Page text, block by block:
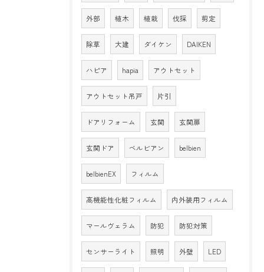
外部 植木 植栽 伐採 剪定
除草 大建 ダイケン DAIKEN
ハピア hapia アウトセット
アウトセット吊戸 片引
ドアリフォーム 玄関 玄関扉
玄関ドア ベルビアン belbien
belbienEX フィルム
高機能性化粧フィルム 内外装用フィルム
マールヴェラム 防犯 防犯対策
センサーライト 照明 外壁 LED